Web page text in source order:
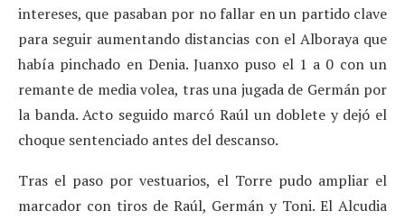
intereses, que pasaban por no fallar en un partido clave
para seguir aumentando distancias con el Alboraya que
había pinchado en Denia. Juanxo puso el 1 a 0 con un
remante de media volea, tras una jugada de Germán por
la banda. Acto seguido marcó Raúl un doblete y dejó el
choque sentenciado antes del descanso.
Tras el paso por vestuarios, el Torre pudo ampliar el
marcador con tiros de Raúl, Germán y Toni. El Alcudia